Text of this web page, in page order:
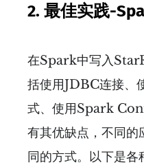
2. 最佳实践-
在Spark中写入
括使用JDBC连接
式、使用Spark
有其优缺点，不同的
同的方式。以下是各